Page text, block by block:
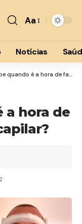
Font
Resizer
Aa
Notícias
é a hora de fazer um implante capilar?
a hora de